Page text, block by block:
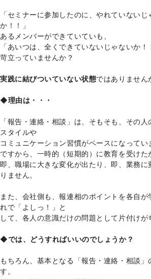
「セミナーに参加したのに、やれていないじ
か！！」
あるメンバーができていていも、
「あいつは、全くできていないじゃないか！
苛立っていませんか？
実践に結びついていない状態ではありません
◆理由は・・・
「報告・連絡・相談」は、そもそも、その
スタイルや
コミュニケーション習慣がベースになってい
ですから、一時的（短期的）に教育を受けた
即、職場に大きな変化が出たり、即、業務に
りません。
また、会社側も、報連相のポイントを各自が
れで「よしっ！」と
して、各人の意識だけの問題として片付けが
◆では、どうすればいいのでしょうか？
もちろん、基本となる「報告・連絡・相談
す。